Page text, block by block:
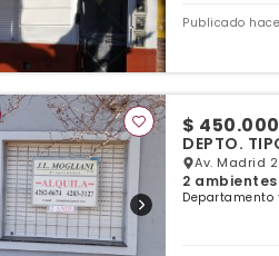
Publicado
$ 450.000
Av. Madrid
2
Departamento